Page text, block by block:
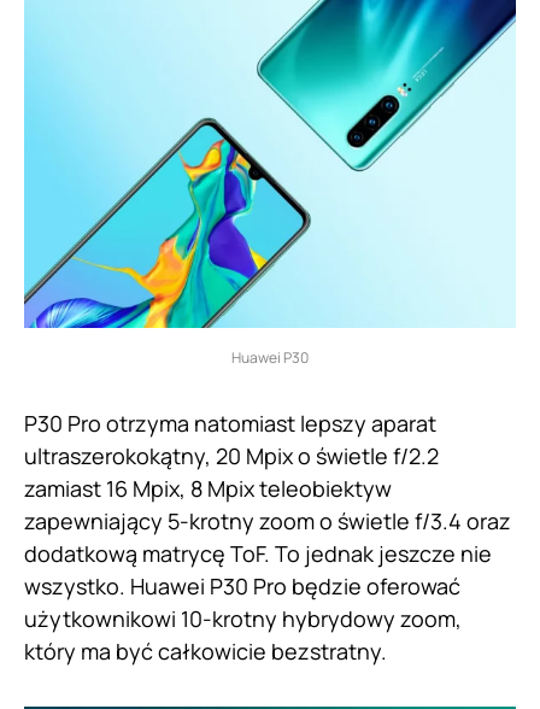
Huawei P30
P30 Pro otrzyma natomiast lepszy aparat
ultraszerokokątny, 20 Mpix o świetle f/2.2
zamiast 16 Mpix, 8 Mpix teleobiektyw
zapewniający 5-krotny zoom o świetle f/3.4 oraz
dodatkową matrycę ToF. To jednak jeszcze nie
wszystko. Huawei P30 Pro będzie oferować
użytkownikowi 10-krotny hybrydowy zoom,
który ma być całkowicie bezstratny.